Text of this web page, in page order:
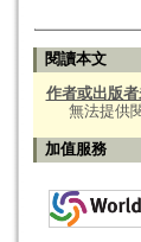
閱讀本文
作者或出版
無法提供
加值服務